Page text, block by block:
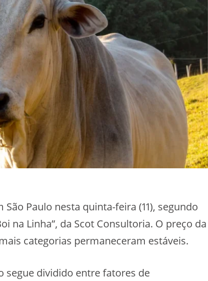
Paulo nesta quinta-feira (11), segundo
na Linha”, da Scot Consultoria. O preço da
categorias permaneceram estáveis.
segue dividido entre fatores de